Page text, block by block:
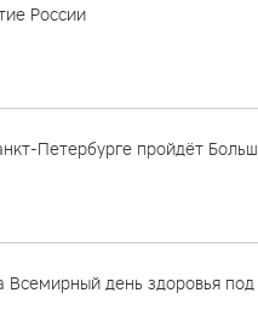
России
Петербурге пройдёт
Всемирный день здоровья